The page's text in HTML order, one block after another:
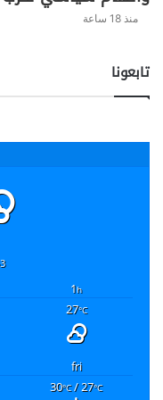
منذ 18 ساعة
تابعونا
1h
27°C
fri
30°C/ 27°C